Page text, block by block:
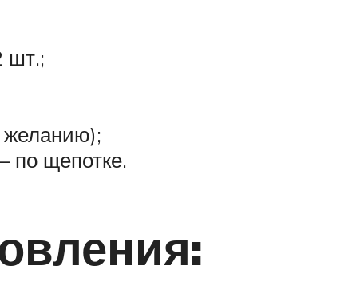
шт.;
желанию);
по щепотке.